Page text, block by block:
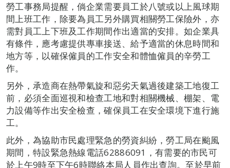
勞工事務局提醒，倘企業需要員工於八號或以上風球期
間上班工作，除要為員工另外購買相關勞工保險外，亦
需對員工上下班及工作期間作出適當的安排。如企業具
有條件，應考慮提供專車接送、給予適當的休息時間和
地方等，以確保僱員的工作安全和體恤僱員的辛勞工
作。
另外，承造商在熱帶氣旋和惡劣天氣過後建築工地復工
前，必須全面巡視和檢查工地和對相關機械、棚架、電
力設備等作出安全檢查，確保員工在安全環境下進行施
工。
此外，為協助市民處理緊急的勞資糾紛，勞工局在颱風
期間，特設緊急熱線電話62886091，有需要的市民可
於上午9時至下午6時聯絡本局人員作出查詢。至於早前